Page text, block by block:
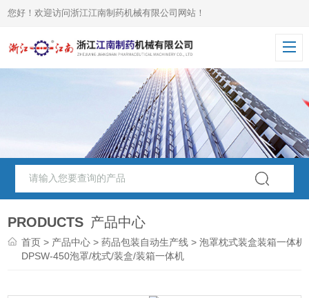
您好！欢迎访问浙江江南制药机械有限公司网站！
PRODUCTS 产品中心
首页 > 产品中心 >药品包装自动生产线 >泡罩枕式装盒装箱一体机
DPSW-450泡罩/枕式/装盒/装箱一体机